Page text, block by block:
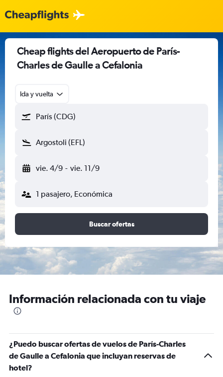
Cheap flights del Aeropuerto de París-
Charles de Gaulle a Cefalonia
Ida y vuelta
París (CDG)
Argostoli (EFL)
vie. 4/9 - vie. 11/9
1 pasajero, Económica
Buscar ofertas
Información relacionada con tu viaje
¿Puedo buscar ofertas de vuelos de París-Charles
de Gaulle a Cefalonia que incluyan reservas de
hotel?